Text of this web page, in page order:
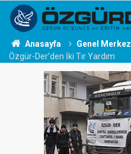
Anasayfa Genel Merkez
Özgür-Der’den İki Tır Yardım